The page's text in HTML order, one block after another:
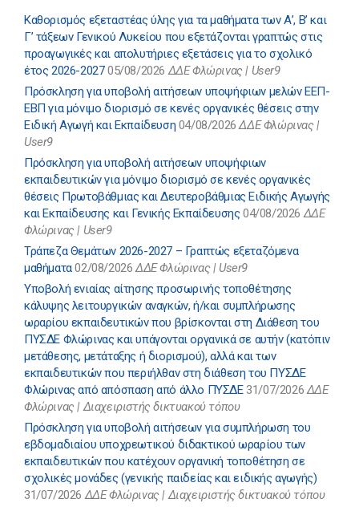
Καθορισμός εξεταστέας ύλης για τα μαθήματα των Α’, Β’ και
Γ’ τάξεων Γενικού Λυκείου που εξετάζονται γραπτώς στις
προαγωγικές και απολυτήριες εξετάσεις για το σχολικό
έτος 2026-2027 05/08/2026 ΔΔΕ Φλώρινας | User9
Πρόσκληση για υποβολή αιτήσεων υποψήφιων μελών ΕΕΠ-
ΕΒΠ για μόνιμο διορισμό σε κενές οργανικές θέσεις στην
Ειδική Αγωγή και Εκπαίδευση 04/08/2026 ΔΔΕ Φλώρινας |
User9
Πρόσκληση για υποβολή αιτήσεων υποψήφιων
εκπαιδευτικών για μόνιμο διορισμό σε κενές οργανικές
θέσεις Πρωτοβάθμιας και Δευτεροβάθμιας Ειδικής Αγωγής
και Εκπαίδευσης και Γενικής Εκπαίδευσης 04/08/2026 ΔΔΕ
Φλώρινας | User9
Τράπεζα Θεμάτων 2026-2027 – Γραπτώς εξεταζόμενα
μαθήματα 02/08/2026 ΔΔΕ Φλώρινας | User9
Υποβολή ενιαίας αίτησης προσωρινής τοποθέτησης
κάλυψης λειτουργικών αναγκών, ή/και συμπλήρωσης
ωραρίου εκπαιδευτικών που βρίσκονται στη Διάθεση του
ΠΥΣΔΕ Φλώρινας και υπάγονται οργανικά σε αυτήν (κατόπιν
μετάθεσης, μετάταξης ή διορισμού), αλλά και των
εκπαιδευτικών που περιήλθαν στη διάθεση του ΠΥΣΔΕ
Φλώρινας από απόσπαση από άλλο ΠΥΣΔΕ 31/07/2026 ΔΔΕ
Φλώρινας | Διαχειριστής δικτυακού τόπου
Πρόσκληση για υποβολή αιτήσεων για συμπλήρωση του
εβδομαδιαίου υποχρεωτικού διδακτικού ωραρίου των
εκπαιδευτικών που κατέχουν οργανική τοποθέτηση σε
σχολικές μονάδες (γενικής παιδείας και ειδικής αγωγής)
31/07/2026 ΔΔΕ Φλώρινας | Διαχειριστής δικτυακού τόπου